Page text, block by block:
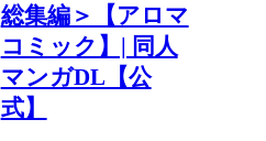
総集編＞【アロマ
コミック】| 同人
マンガDL【公
式】